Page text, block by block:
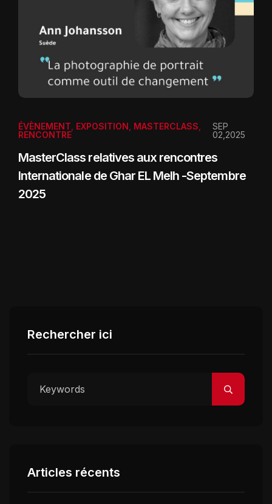
ÉVÈNEMENT EXPOSITION MASTERCLASS
RENCONTRE
SEP
02,2025
MasterClass relatives aux rencontres
Internationale de Ghar EL Melh -Septembre
2025
Rechercher ici
Articles récents